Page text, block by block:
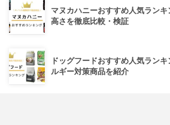
マヌカハニーおすすめ人気ラン
高さを徹底比較・検証
ドッグフードおすすめ人気ラン
ルギー対策商品を紹介